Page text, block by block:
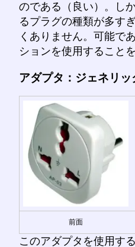
のである（良い）。し
るプラグの種類が多す
くありません。可能で
ションを使用すること
アダプタ：ジェネリッ
前面
このアダプタを使用す